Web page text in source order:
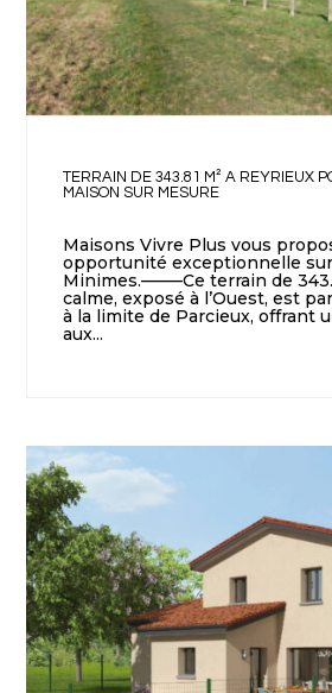
TERRAIN DE 343.81 M² A REYRIEUX
MAISON SUR MESURE
Maisons Vivre Plus vous
opportunité exceptionnelle
Minimes.——–Ce terrain de
calme, exposé à l’Ouest, est
à la limite de Parcieux, offrant
aux...